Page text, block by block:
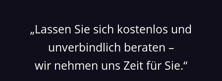
Lassen Sie sich kostenlos und
unverbindlich beraten –
wir nehmen uns Zeit für Sie.